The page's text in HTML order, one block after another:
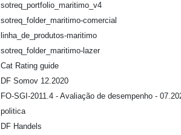
sotreq_portfolio_maritimo_v4
sotreq_folder_maritimo-comercial
linha_de_produtos-maritimo
sotreq_folder_maritimo-lazer
Cat Rating guide
DF Somov 12.2020
FO-SGI-2011.4 - Avaliação de desempenho -
politica
DF Handels